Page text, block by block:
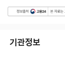
기관정보